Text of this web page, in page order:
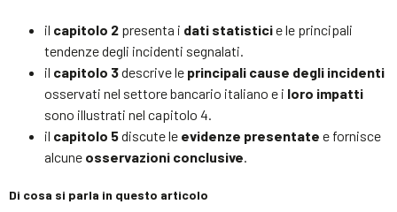
il capitolo 2 presenta i dati statisticie le principali
tendenze degli incidenti segnalati.
il capitolo 3descrive le principali cause degli incidenti
osservati nel settore bancario italiano e i loro impatti
sono illustrati nel capitolo 4.
il capitolo 5discute le evidenze presentate e fornisce
alcune osservazioni conclusive.
Di cosa si parla in questo articolo